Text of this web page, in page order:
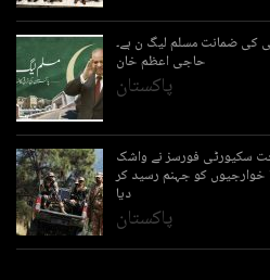
کی ضمانت مسلم لیگ ن ہے۔
حاجی اعظم خان
پاکستان
پہر) ردالفتنہ 3′ کے تحت سکیورٹی فورسز نے واشک
اور مستونگ میں آپریشنز کے دوران 12 خوارجیوں کو جہنم رسید کر
دیا
پاکستان